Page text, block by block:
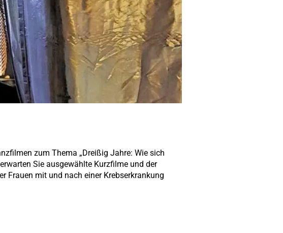
zum Thema „Dreißig Jahre: Wie sich
Sie ausgewählte Kurzfilme und der
Frauen mit und nach einer Krebserkrankung